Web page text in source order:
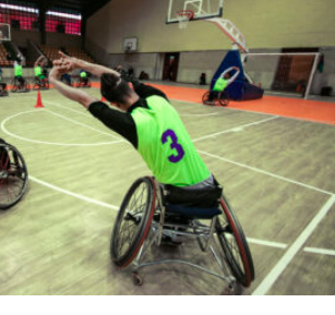
Ghadir Vaghari